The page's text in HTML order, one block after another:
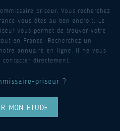
priseur. Vous recherchez
vous êtes au bon endroit. Le
vous permet de trouver votre
en France. Recherchez un
annuaire en ligne, il ne vous
contacter directement.
priseur ?
MON ETUDE